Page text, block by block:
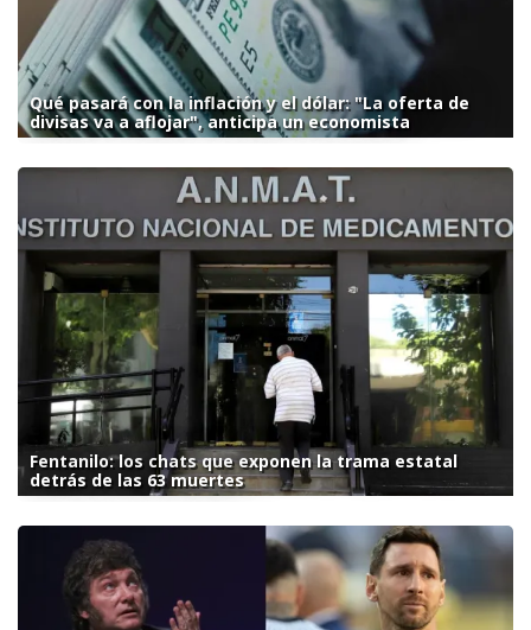
Qué pasará con la inflación y el dólar: "La oferta de
divisas va a aflojar", anticipa un economista
Fentanilo: los chats que exponen la trama estatal
detrás de las 63 muertes